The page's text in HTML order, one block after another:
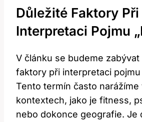
Důležité Faktory Při
Interpretaci Pojmu
V článku se budeme‍
faktory při interpretaci pojmu
Tento​ termín často narážíme
⁣kontextech, jako je fitness,
‍nebo dokonce geografie. Je⁣